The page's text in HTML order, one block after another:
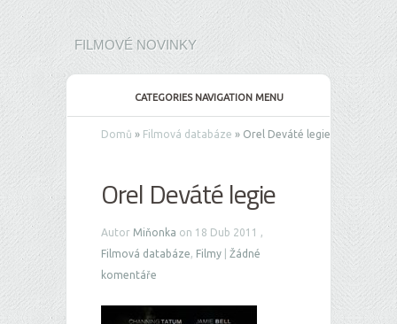
FILMOVÉ NOVINKY
CATEGORIES NAVIGATION MENU
Domů » Filmová databáze » Orel Deváté legie
Orel Deváté legie
Autor Miňonka on 18 Dub 2011 ,
Filmová databáze, Filmy
Žádné
komentáře